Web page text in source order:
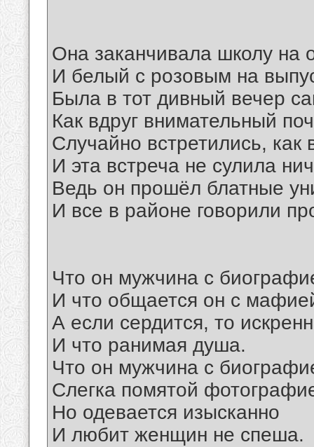
Она заканчивала школу на
И белый с розовым на
Была в тот дивный вечер
Как вдруг внимательный
Случайно встретились, как
И эта встреча не сулила
Ведь он прошёл блатные
И все в районе говорили
Что он мужчина с
И что общается он с
А если сердится, то
И что ранимая душа.
Что он мужчина с
Слегка помятой
Но одевается изысканно
И любит женщин не спеша.